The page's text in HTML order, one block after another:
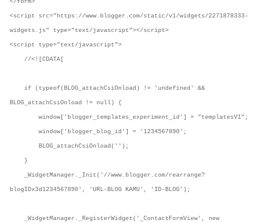
</form>
<script src="https://www.blogger.com/static/v1/widgets/2271878333-
widgets.js" type="text/javascript"></script>
<script type="text/javascript">
//<![CDATA[
if (typeof(BLOG_attachCsiOnload) != 'undefined' &&
BLOG_attachCsiOnload != null) {
window['blogger_templates_experiment_id'] = "templatesV1";
window['blogger_blog_id'] = '1234567890';
BLOG_attachCsiOnload('');
}
_WidgetManager._Init('//www.blogger.com/rearrange?
blogIDx3d1234567890', 'URL-BLOG KAMU', 'ID-BLOG');
_WidgetManager._RegisterWidget('_ContactFormView', new